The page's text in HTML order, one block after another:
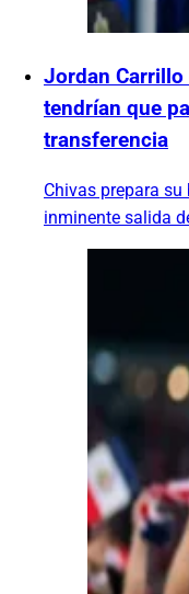
Jordan Carrillo
tendrían que
transferencia
Chivas prepara
inminente salida